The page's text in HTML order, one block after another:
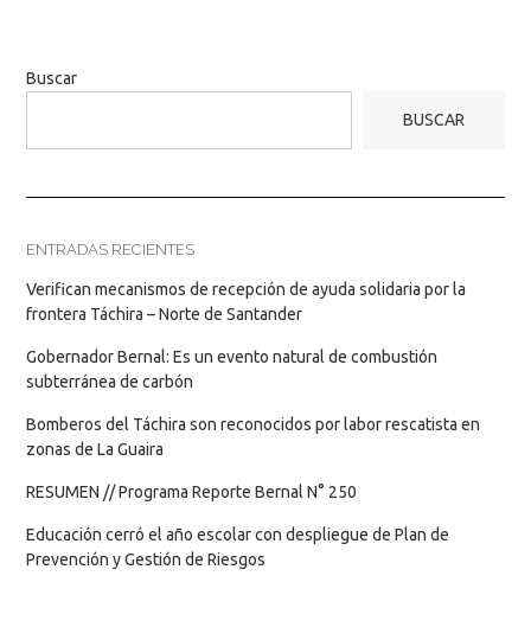
Buscar
BUSCAR
ENTRADAS RECIENTES
Verifican mecanismos de recepción de ayuda solidaria por la
frontera Táchira – Norte de Santander
Gobernador Bernal: Es un evento natural de combustión
subterránea de carbón
Bomberos del Táchira son reconocidos por labor rescatista en
zonas de La Guaira
RESUMEN // Programa Reporte Bernal N° 250
Educación cerró el año escolar con despliegue de Plan de
Prevención y Gestión de Riesgos